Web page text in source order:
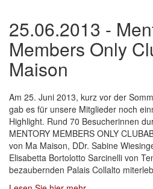
Inhalt
25.06.2013 -
Members Only
Maison
Am 25. Juni 2013, kurz vor der
gab es für unsere Mitglieder noch
Highlight. Rund 70 Besucherinnen
MENTORY MEMBERS ONLY
von Ma Maison, DDr. Sabine
Elisabetta Bortolotto Sarcinelli von
bezaubernden Palais Collalto